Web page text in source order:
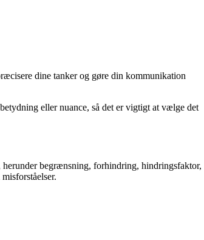
dine tanker og gøre din kommunikation
eller nuance, så det er vigtigt at vælge det
begrænsning, forhindring, hindringsfaktor,